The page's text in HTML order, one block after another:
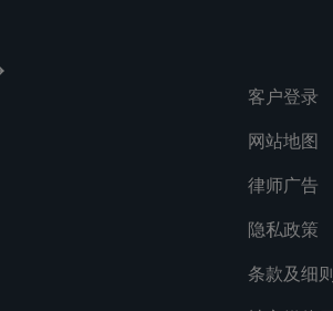
客户登录
网站地图
律师广告
隐私政策
条款及细则